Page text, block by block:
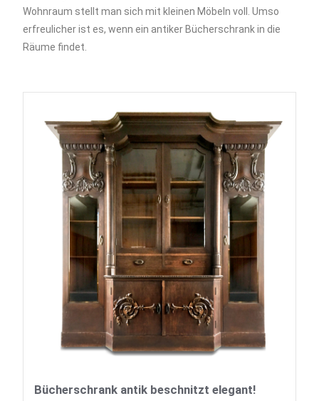
Wohnraum stellt man sich mit kleinen Möbeln voll. Umso
erfreulicher ist es, wenn ein antiker Bücherschrank in die
Räume findet.
Bücherschrank antik beschnitzt elegant!